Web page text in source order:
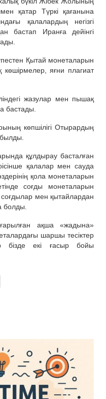
қатар Түркі қағанына
қалалардың негізгі
бастап Иранға дейінгі
Қытай монеталарын
яғни плагиат
жазулар мен пышақ
бастады.
көпшілігі Отырардың
құлдырау басталған
қалалар мен сауда
қола монеталарын
соғды монеталарын
мен қытайлардан
болды.
ақша «жадына»
шаршы тесіктер
бізде екі ғасыр бойы